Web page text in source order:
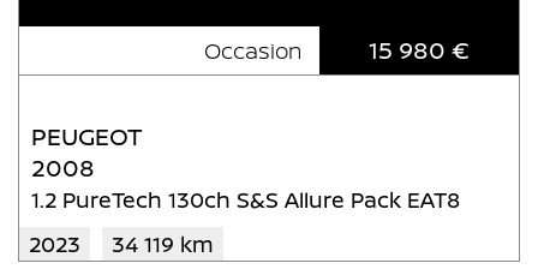
Occasion 15 980 €
PEUGEOT
2008
1.2 PureTech 130ch S&S Allure Pack EAT8
2023
34 119 km